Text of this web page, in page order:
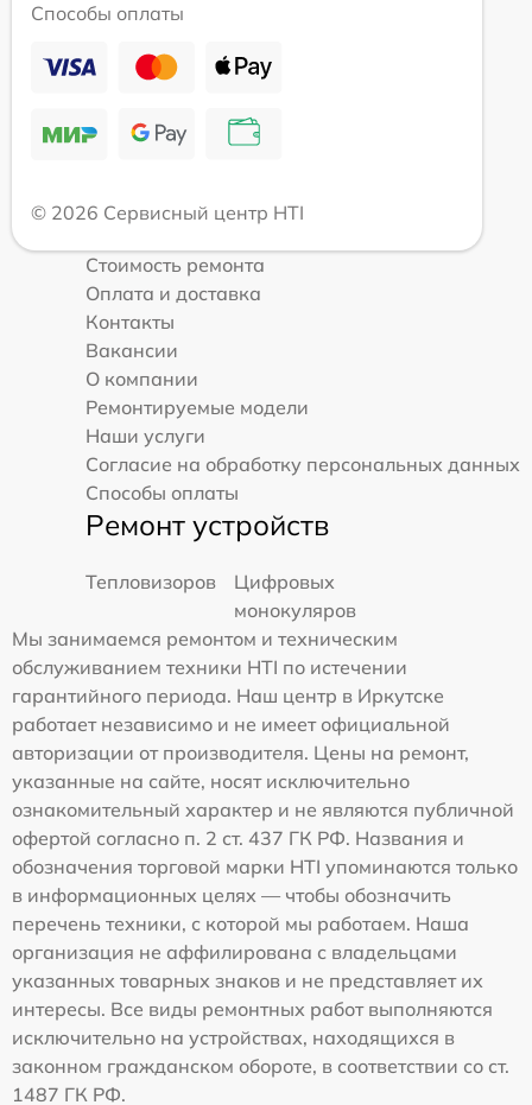
Способы оплаты
© 2026 Сервисный центр HTI
Стоимость ремонта
Оплата и доставка
Контакты
Вакансии
О компании
Ремонтируемые модели
Наши услуги
Согласие на обработку персональных данных
Способы оплаты
Ремонт устройств
Тепловизоров
Цифровых
монокуляров
Мы занимаемся ремонтом и техническим
обслуживанием техники HTI по истечении
гарантийного периода. Наш центр в Иркутске
работает независимо и не имеет официальной
авторизации от производителя. Цены на ремонт,
указанные на сайте, носят исключительно
ознакомительный характер и не являются публичной
офертой согласно п. 2 ст. 437 ГК РФ. Названия и
обозначения торговой марки HTI упоминаются только
в информационных целях — чтобы обозначить
перечень техники, с которой мы работаем. Наша
организация не аффилирована с владельцами
указанных товарных знаков и не представляет их
интересы. Все виды ремонтных работ выполняются
исключительно на устройствах, находящихся в
законном гражданском обороте, в соответствии со ст.
1487 ГК РФ.